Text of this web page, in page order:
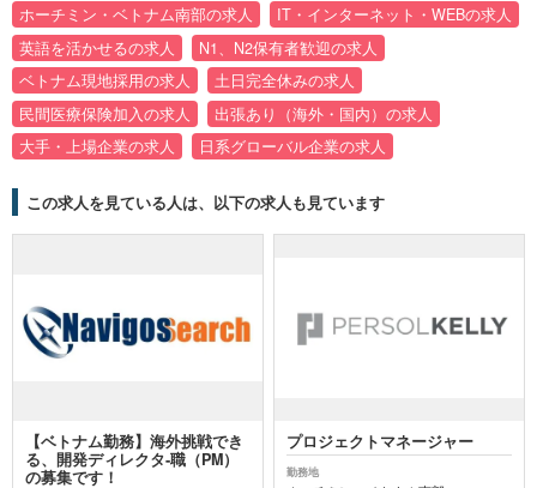
ホーチミン・ベトナム南部の求人
IT・インターネット・WEBの求人
英語を活かせるの求人
N1、N2保有者歓迎の求人
ベトナム現地採用の求人
土日完全休みの求人
民間医療保険加入の求人
出張あり（海外・国内）の求人
大手・上場企業の求人
日系グローバル企業の求人
この求人を見ている人は、以下の求人も見ています
【ベトナム勤務】海外挑戦でき
る、開発ディレクタ‐職（PM）
の募集です！
プロジェクトマネージャー
勤務地